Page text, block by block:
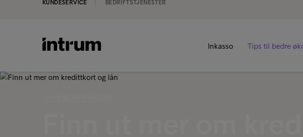
KUNDESERVICE BEDRIFTSTJENESTER
Inkasso Tips til bedre